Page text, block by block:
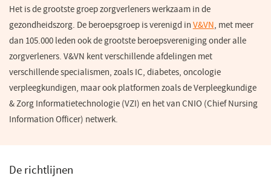
Het is de grootste groep zorgverleners werkzaam in de
gezondheidszorg. De beroepsgroep is verenigd in V&VN(opent
in
nieuw
venster)
, met meer
dan 105.000 leden ook de grootste beroepsvereniging onder alle
zorgverleners. V&VN kent verschillende afdelingen met
verschillende specialismen, zoals IC, diabetes, oncologie
verpleegkundigen, maar ook platformen zoals de Verpleegkundige
& Zorg Informatietechnologie (VZI) en het van CNIO (Chief Nursing
Information Officer) netwerk.
De richtlijnen